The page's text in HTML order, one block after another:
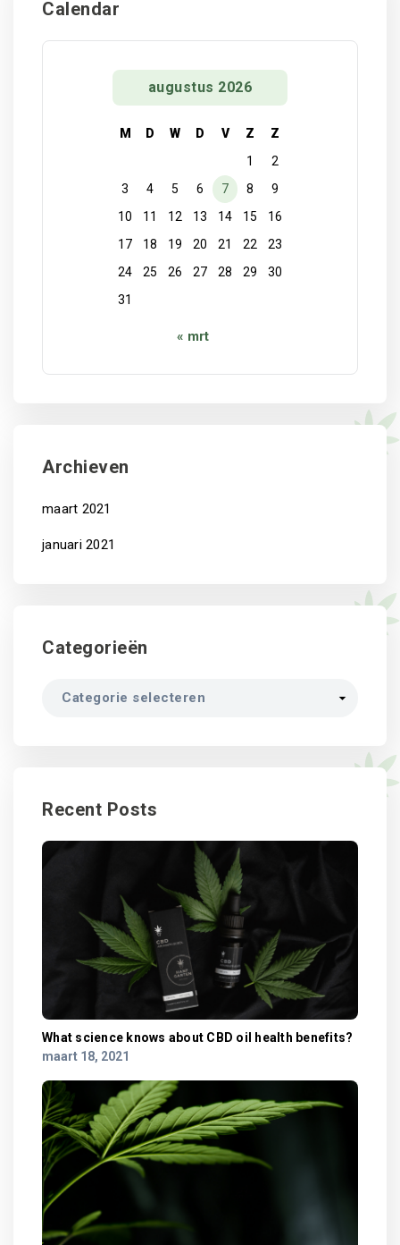
Calendar
augustus 2026
M D W D V Z
Z
1
2
3
4 5 6 7 8
9
10
11 12 13 14 15
16
17
18 19 20 21 22
23
24
25 26 27 28 29
30
31
« mrt
Archieven
maart 2021
januari 2021
Categorieën
Recent Posts
What science knows about CBD oil health benefits?
maart 18, 2021